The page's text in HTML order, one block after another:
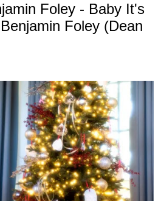
Foley - Baby It's
Foley (Dean